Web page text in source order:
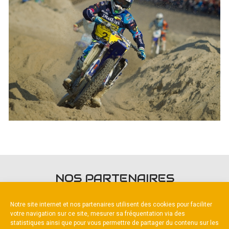
Notre site internet et nos partenaires utilisent des cookies pour faciliter
votre navigation sur ce site, mesurer sa fréquentation via des
statistiques ainsi que pour vous permettre de partager du contenu sur les
NOS PARTENAIRES